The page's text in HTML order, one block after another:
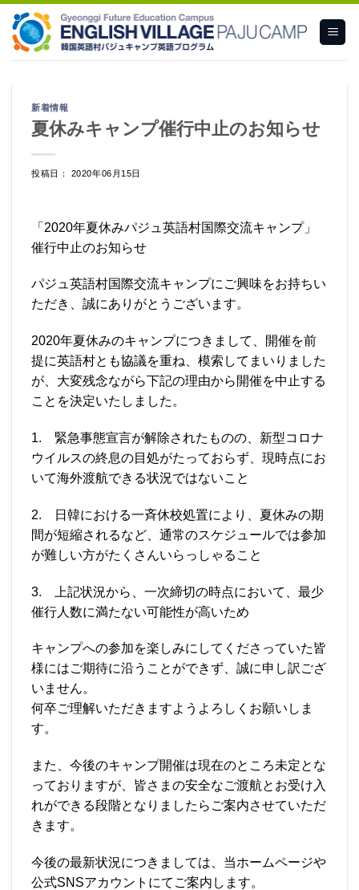
content
新着情報
夏休みキャンプ催行中止のお知らせ
投稿日： 2020年06月15日
「2020年夏休みパジュ英語村国際交流キャンプ」
催行中止のお知らせ
パジュ英語村国際交流キャンプにご興味をお持ちい
ただき、誠にありがとうございます。
2020年夏休みのキャンプにつきまして、開催を前
提に英語村とも協議を重ね、模索してまいりました
が、大変残念ながら下記の理由から開催を中止する
ことを決定いたしました。
1. 緊急事態宣言が解除されたものの、新型コロナ
ウイルスの終息の目処がたっておらず、現時点にお
いて海外渡航できる状況ではないこと
2. 日韓における一斉休校処置により、夏休みの期
間が短縮されるなど、通常のスケジュールでは参加
が難しい方がたくさんいらっしゃること
3. 上記状況から、一次締切の時点において、最少
催行人数に満たない可能性が高いため
キャンプへの参加を楽しみにしてくださっていた皆
様にはご期待に沿うことができず、誠に申し訳ござ
いません。
何卒ご理解いただきますようよろしくお願いしま
す。
また、今後のキャンプ開催は現在のところ未定とな
っておりますが、皆さまの安全なご渡航とお受け入
れができる段階となりましたらご案内させていただ
きます。
今後の最新状況につきましては、当ホームページや
公式SNSアカウントにてご案内します。